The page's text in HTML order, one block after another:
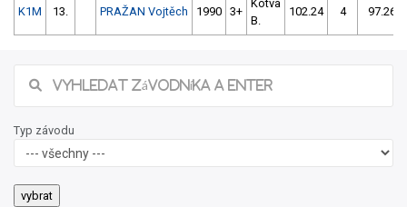
K1M 13. PRAŽAN Vojtěch 1990 3+
Kotva
B.
102.24 4 97.26
Typ závodu